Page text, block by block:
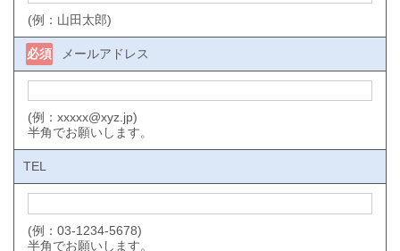
(例：山田太郎)
メールアドレス
必須
(例：xxxxx@xyz.jp)
半角でお願いします。
TEL
(例：03-1234-5678)
半角でお願いします。